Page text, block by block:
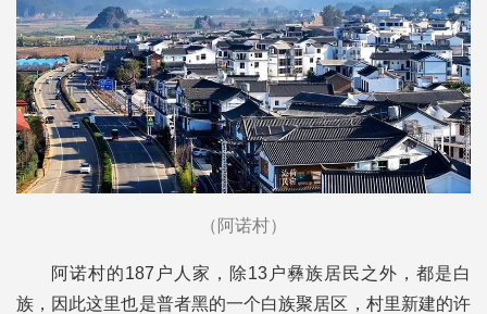
（阿诺村）
阿诺村的187户人家，除13户彝族居民之外，都是白
族，因此这里也是普者黑的一个白族聚居区，村里新建的许